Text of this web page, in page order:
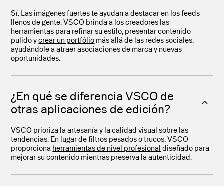
Sí. Las imágenes fuertes te ayudan a destacar en los feeds
llenos de gente. VSCO brinda a los creadores las
herramientas para refinar su estilo, presentar contenido
pulido ycrear un portfólio más allá de las redes sociales,
ayudándole a atraer asociaciones de marca y nuevas
oportunidades.
¿En qué se diferencia VSCO de
otras aplicaciones de edición?
VSCO prioriza la artesanía y la calidad visual sobre las
tendencias. En lugar de filtros pesados o trucos, VSCO
proporciona herramientas de nivel profesional diseñado para
mejorar su contenido mientras preserva la autenticidad.